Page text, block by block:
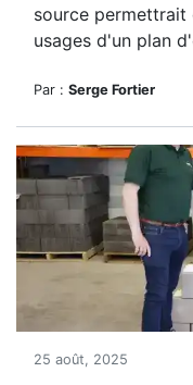
source
usages d'un plan
Par : Serge Fortier
25 août, 2025